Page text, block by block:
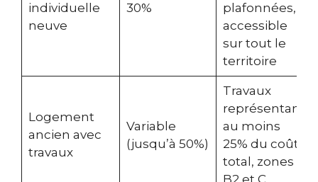
individuelle
neuve
30%
plafonnées,
accessible
sur tout le
territoire
Logement
ancien avec
travaux
Variable
(jusqu’à 50%)
Travaux
représentant
au moins
25% du coût
total, zones